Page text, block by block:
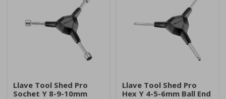
Llave Tool Shed Pro
Sochet Y 8-9-10mm
Llave Tool Shed Pro
Hex Y 4-5-6mm Ball End